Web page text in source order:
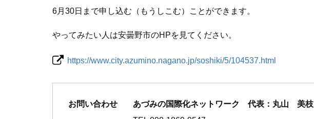
6月30日まで申し込む（もうしこむ）ことができます。
やってみたい人は安曇野市のHPを見てください。
https://www.city.azumino.nagano.jp/soshiki/5/104537.html
お問い合わせ
あづみの国際化ネットワーク 代表：丸山 美枝